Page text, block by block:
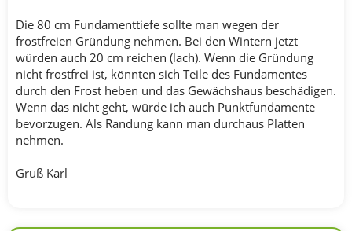
Die 80 cm Fundamenttiefe sollte man wegen der
frostfreien Gründung nehmen. Bei den Wintern jetzt
würden auch 20 cm reichen (lach). Wenn die Gründung
nicht frostfrei ist, könnten sich Teile des Fundamentes
durch den Frost heben und das Gewächshaus beschädigen.
Wenn das nicht geht, würde ich auch Punktfundamente
bevorzugen. Als Randung kann man durchaus Platten
nehmen.
Gruß Karl